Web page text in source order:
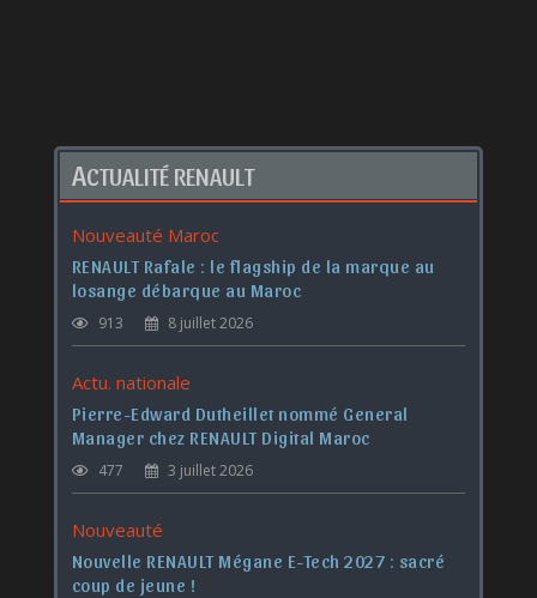
ACTUALITÉ RENAULT
Nouveauté Maroc
RENAULT Rafale : le flagship de la marque au
losange débarque au Maroc
913 8 juillet 2026
Actu. nationale
Pierre-Edward Dutheillet nommé General
Manager chez RENAULT Digital Maroc
477 3 juillet 2026
Nouveauté
Nouvelle RENAULT Mégane E-Tech 2027 : sacré
coup de jeune !